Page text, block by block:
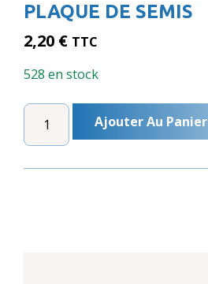
PLAQUE DE SEMIS
2,20 € TTC
528 en stock
QUANTITÉ
PLAQUE
Ajouter Au Panier